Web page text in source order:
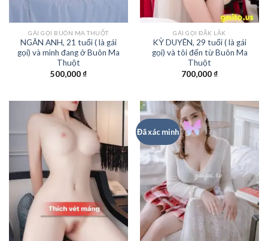
GÁI GỌI BUÔN MA THUỘT
NGÂN ANH, 21 tuổi ( là gái
gọi) và mình đang ở Buôn Ma
Thuột
500,000₫
GÁI GỌI ĐĂK LẮK
KỲ DUYÊN, 29 tuổi ( là gái
gọi) và tôi đến từ Buôn Ma
Thuột
700,000₫
Đã xác minh